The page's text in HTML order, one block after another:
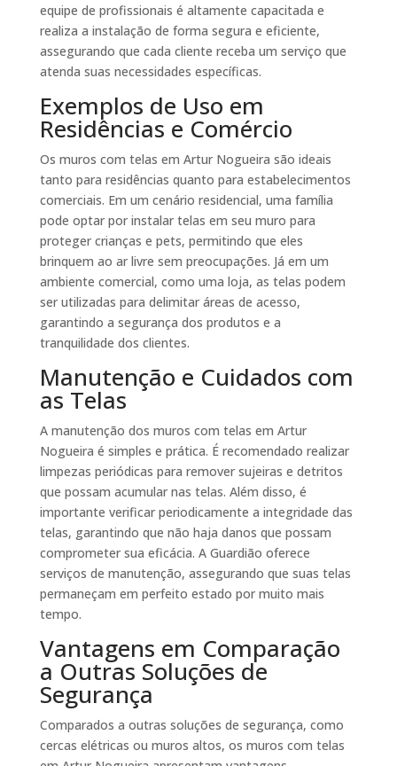
equipe de profissionais é altamente capacitada e
realiza a instalação de forma segura e eficiente,
assegurando que cada cliente receba um serviço que
atenda suas necessidades específicas.
Exemplos de Uso em
Residências e Comércio
Os muros com telas em Artur Nogueira são ideais
tanto para residências quanto para estabelecimentos
comerciais. Em um cenário residencial, uma família
pode optar por instalar telas em seu muro para
proteger crianças e pets, permitindo que eles
brinquem ao ar livre sem preocupações. Já em um
ambiente comercial, como uma loja, as telas podem
ser utilizadas para delimitar áreas de acesso,
garantindo a segurança dos produtos e a
tranquilidade dos clientes.
Manutenção e Cuidados com
as Telas
A manutenção dos muros com telas em Artur
Nogueira é simples e prática. É recomendado realizar
limpezas periódicas para remover sujeiras e detritos
que possam acumular nas telas. Além disso, é
importante verificar periodicamente a integridade das
telas, garantindo que não haja danos que possam
comprometer sua eficácia. A Guardião oferece
serviços de manutenção, assegurando que suas telas
permaneçam em perfeito estado por muito mais
tempo.
Vantagens em Comparação
a Outras Soluções de
Segurança
Comparados a outras soluções de segurança, como
cercas elétricas ou muros altos, os muros com telas